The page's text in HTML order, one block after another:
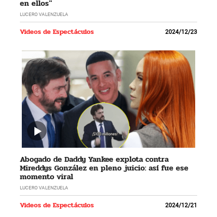
en ellos"
LUCERO VALENZUELA
Videos de Espectáculos 2024/12/23
Abogado de Daddy Yankee explota contra
Mireddys González en pleno juicio: así fue ese
momento viral
LUCERO VALENZUELA
Videos de Espectáculos 2024/12/21